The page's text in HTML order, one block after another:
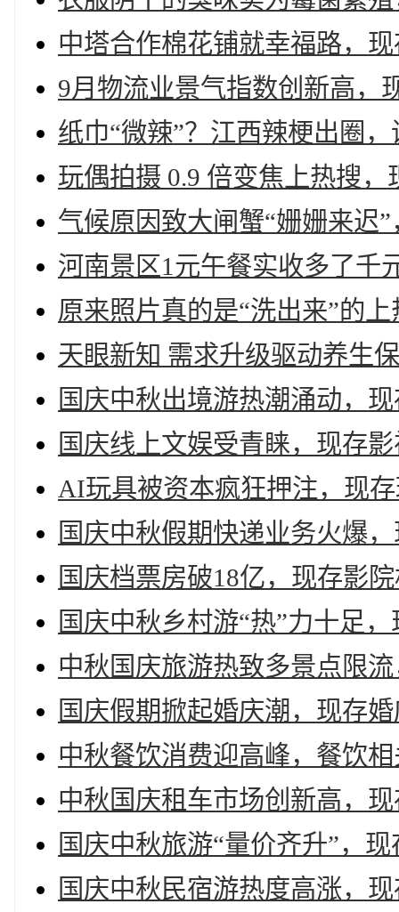
中塔合作棉花铺就幸福路，
9月物流业景气指数创新高，
纸巾“微辣”？江西辣梗出圈
玩偶拍摄 0.9 倍变焦上热搜
气候原因致大闸蟹“姗姗来迟
河南景区1元午餐实收多了千
原来照片真的是“洗出来”的
天眼新知 需求升级驱动养生
国庆中秋出境游热潮涌动，
国庆线上文娱受青睐，现存
AI玩具被资本疯狂押注，现
国庆中秋假期快递业务火爆
国庆档票房破18亿，现存影
国庆中秋乡村游“热”力十足
中秋国庆旅游热致多景点限
国庆假期掀起婚庆潮，现存
中秋餐饮消费迎高峰，餐饮
中秋国庆租车市场创新高，
国庆中秋旅游“量价齐升”，
国庆中秋民宿游热度高涨，